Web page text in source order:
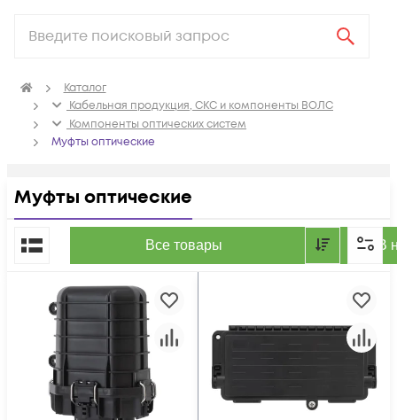
Каталог
Кабельная продукция, СКС и компоненты ВОЛС
Компоненты оптических систем
Муфты оптические
Муфты оптические
Все товары В
По популярности